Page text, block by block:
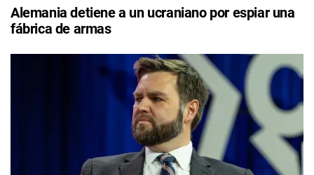
Alemania detiene a un ucraniano por espiar una
fábrica de armas